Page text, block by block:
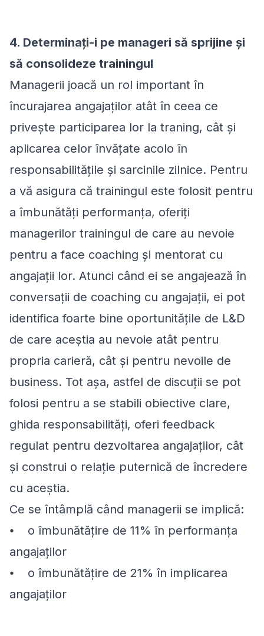
4. Determinați-i pe manageri să sprijine și
să consolideze trainingul
Managerii joacă un rol important în
încurajarea angajaților atât în ceea ce
privește participarea lor la traning, cât și
aplicarea celor învățate acolo în
responsabilitățile și sarcinile zilnice. Pentru
a vă asigura că trainingul este folosit pentru
a îmbunătăți performanța, oferiți
managerilor trainingul de care au nevoie
pentru a face coaching și mentorat cu
angajații lor. Atunci când ei se angajează în
conversații de coaching cu angajații, ei pot
identifica foarte bine oportunitățile de L&D
de care aceștia au nevoie atât pentru
propria carieră, cât și pentru nevoile de
business. Tot așa, astfel de discuții se pot
folosi pentru a se stabili obiective clare,
ghida responsabilități, oferi feedback
regulat pentru dezvoltarea angajaților, cât
și construi o relație puternică de încredere
cu aceștia.
Ce se întâmplă când managerii se implică:
⦁ o îmbunătățire de 11% în performanța
angajaților
⦁ o îmbunătățire de 21% în implicarea
angajaților